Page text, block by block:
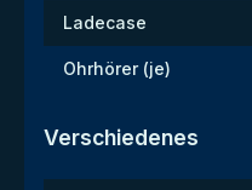
Ladecase
Ohrhörer (je)
Verschiedenes